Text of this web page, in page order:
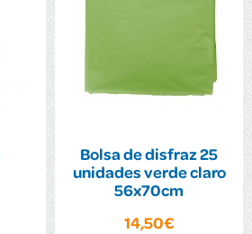
Bolsa de disfraz 25
unidades verde claro
56x70cm
14,50€